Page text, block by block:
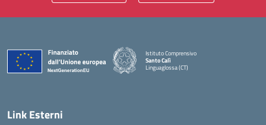
Istituto Comprensivo
Santo Calì
Linguaglossa (CT)
— Visita la pagina iniziale della scuola
Link Esterni